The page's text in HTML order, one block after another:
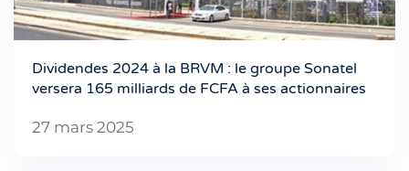
Dividendes 2024 à la BRVM : le groupe Sonatel
versera 165 milliards de FCFA à ses actionnaires
27 mars 2025